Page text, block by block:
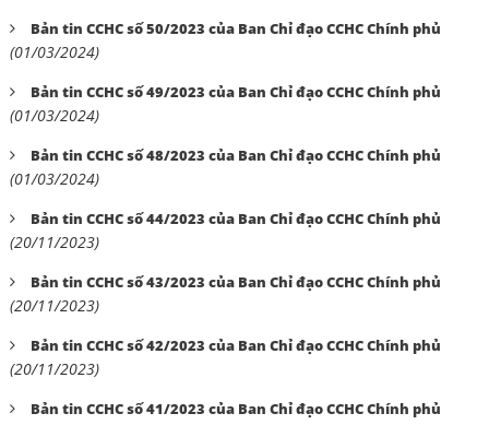
Bản tin CCHC số 50/2023 của Ban Chỉ đạo CCHC Chính phủ
(01/03/2024)
Bản tin CCHC số 49/2023 của Ban Chỉ đạo CCHC Chính phủ
(01/03/2024)
Bản tin CCHC số 48/2023 của Ban Chỉ đạo CCHC Chính phủ
(01/03/2024)
Bản tin CCHC số 44/2023 của Ban Chỉ đạo CCHC Chính phủ
(20/11/2023)
Bản tin CCHC số 43/2023 của Ban Chỉ đạo CCHC Chính phủ
(20/11/2023)
Bản tin CCHC số 42/2023 của Ban Chỉ đạo CCHC Chính phủ
(20/11/2023)
Bản tin CCHC số 41/2023 của Ban Chỉ đạo CCHC Chính phủ